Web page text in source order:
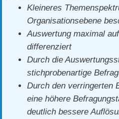
Kleineres
Organisationsebene
Auswertung maximal
differenziert
Durch die
stichprobenartige
Durch den verringerten
eine höhere
deutlich bessere